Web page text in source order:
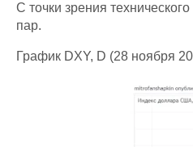
С точки зрения
пар.
График DXY, D (28 ноября